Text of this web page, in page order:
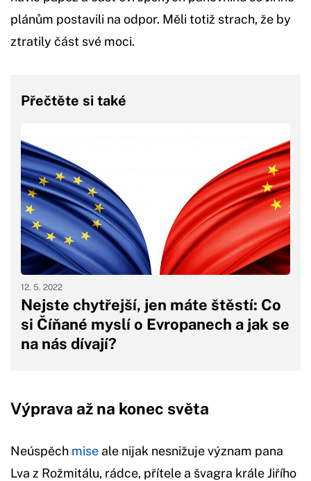
plánům postavili na odpor. Měli totiž strach, že by
ztratily část své moci.
Přečtěte si také
Nejste chytřejší, jen máte štěstí: Co
si Číňané myslí o Evropanech a jak se
na nás dívají?
12. 5. 2022
Výprava až na konec světa
Neúspěch mise ale nijak nesnižuje význam pana
Lva z Rožmitálu, rádce, přítele a švagra krále Jiřího